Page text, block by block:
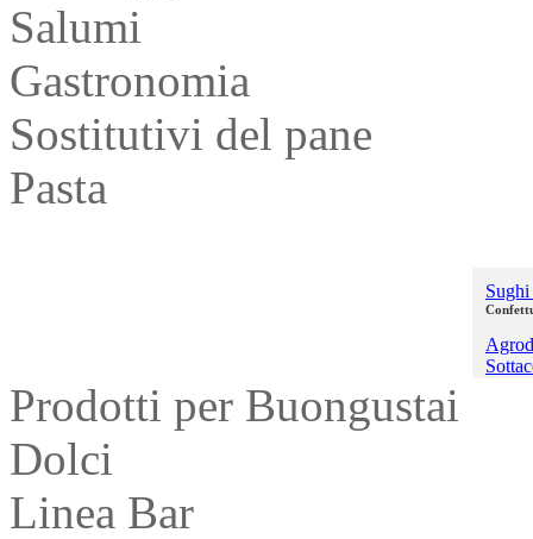
Salumi
Gastronomia
Sostitutivi del pane
Pasta
Prodotti per Buongustai
Dolci
Linea Bar